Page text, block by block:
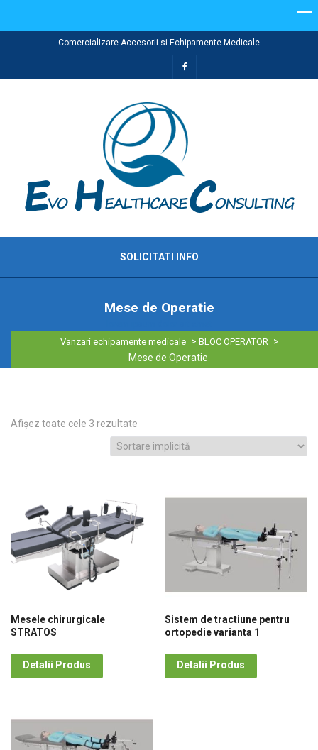
Comercializare Accesorii si Echipamente Medicale
SOLICITATI INFO
Mese de Operatie
Vanzari echipamente medicale > BLOC OPERATOR >
Mese de Operatie
Afișez toate cele 3 rezultate
Mesele chirurgicale
STRATOS
Detalii Produs
Sistem de tractiune pentru
ortopedie varianta 1
Detalii Produs